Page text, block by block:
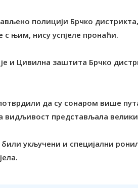
полицији Брчко
с њим, нису успјеле пронаћи.
и Цивилна заштита Брчко
да су сонаром више
видљивост представљала
били укључени и специјални